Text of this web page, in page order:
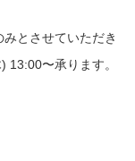
とさせていただき
13:00〜承ります。